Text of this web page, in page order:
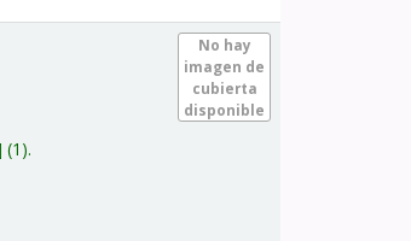
No hay
imagen de
cubierta
disponible
(1).